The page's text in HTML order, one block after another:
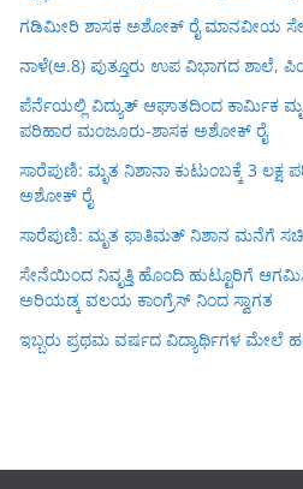
ಗಡಿಮೀರಿ ಶಾಸಕ ಅಶೋಕ್ ರೈ ಮಾನವೀಯ
ನಾಳೆ(ಆ.8) ಪುತ್ತೂರು ಉಪ ವಿಭಾಗದ ಶಾಲೆ,
ಪೆರ್ನೆಯಲ್ಲಿ ವಿದ್ಯುತ್ ಆಘಾತದಿಂದ ಕಾರ್ಮಿಕ
ಪರಿಹಾರ ಮಂಜೂರು-ಶಾಸಕ ಅಶೋಕ್ ರೈ
ಸಾರೆಪುಣಿ: ಮೃತ ನಿಶಾನಾ ಕುಟುಂಬಕ್ಕೆ 3
ಅಶೋಕ್ ರೈ
ಸಾರೆಪುಣಿ: ಮೃತ ಫಾತಿಮತ್ ನಿಶಾನ ಮನೆಗೆ
ಸೇನೆಯಿಂದ ನಿವೃತ್ತಿ ಹೊಂದಿ ಹುಟ್ಟೂರಿಗೆ
ಅರಿಯಡ್ಕ ವಲಯ ಕಾಂಗ್ರೆಸ್ ನಿಂದ ಸ್ವಾಗತ
ಇಬ್ಬರು ಪ್ರಥಮ ವರ್ಷದ ವಿದ್ಯಾರ್ಥಿಗಳ ಮೇಲೆ